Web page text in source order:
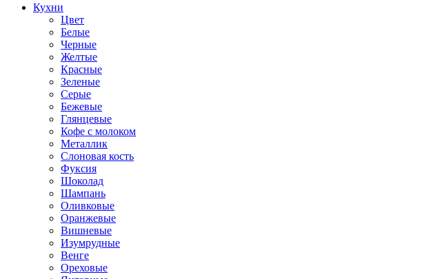
Кухни
Цвет
Белые
Черные
Желтые
Красные
Зеленые
Серые
Бежевые
Глянцевые
Кофе с молоком
Металлик
Слоновая кость
Фуксия
Шоколад
Шампань
Оливковые
Оранжевые
Вишневые
Изумрудные
Венге
Ореховые